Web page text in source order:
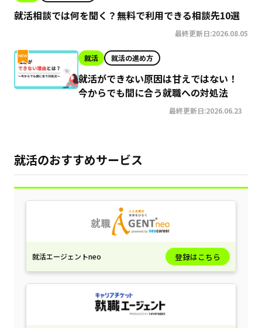
就活相談では何を聞く？無料で利用できる相談先10選
最終更新日:2026.08.05
就活 就活の進め方
就活ができない原因は甘えではない！
今からでも間に合う就職への対処法
最終更新日:2026.06.23
就活のおすすめサービス
就活エージェントneo 登録はこちら